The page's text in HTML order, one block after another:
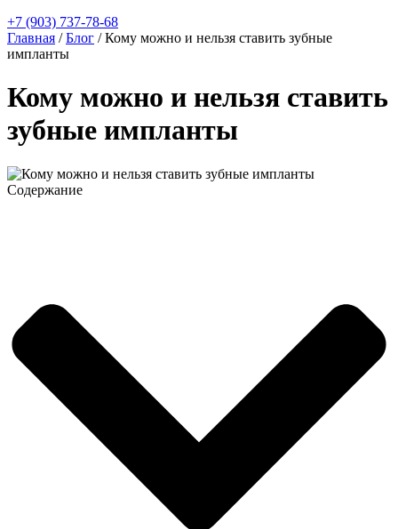
+7 (903) 737-78-68
Главная /Блог /Кому можно и нельзя ставить зубные
импланты
Кому можно и нельзя ставить
зубные импланты
Содержание